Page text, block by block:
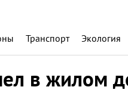
Транспорт Экология
в жилом